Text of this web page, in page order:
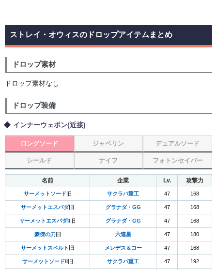
ストレイ・オウィスのドロップアイテムまとめ
ドロップ素材
ドロップ素材なし
ドロップ装備
インナーウェポン(近接)
ロングソード ジャベリン デュアルソード
シールド ナイフ フォトンセイバー
名前 企業 Lv. 攻撃力
サーメットソード 旧 サクラバ重工 47 168
サーメットエスパダ旧 グラナダ・GG 47 168
サーメットエスパダII 旧 グラナダ・GG 47 168
豪傑の刀 旧 六連星 47 180
サーメットスベルト 旧 メレデス＆コー 47 168
サーメットソードII 旧 サクラバ重工 47 192